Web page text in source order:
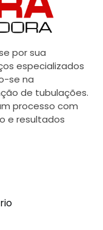
por sua
especializados
se na
de tubulações.
processo com
e resultados